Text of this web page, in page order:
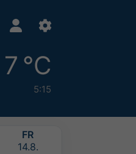
7 °C
5:15
FR
14.8.